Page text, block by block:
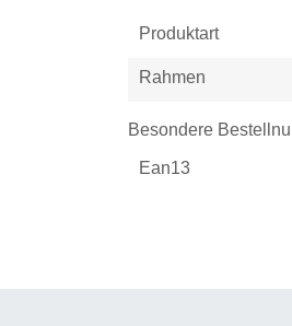
Produktart
Rahmen
Besondere
Ean13